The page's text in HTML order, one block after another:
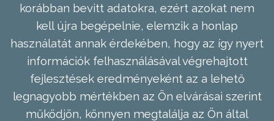
korábban bevitt adatokra, ezért azokat nem
kell újra begépelnie, elemzik a honlap
használatát annak érdekében, hogy az így nyert
információk felhasználásával végrehajtott
fejlesztések eredményeként az a lehető
legnagyobb mértékben az Ön elvárásai szerint
működjön, könnyen megtalálja az Ön által